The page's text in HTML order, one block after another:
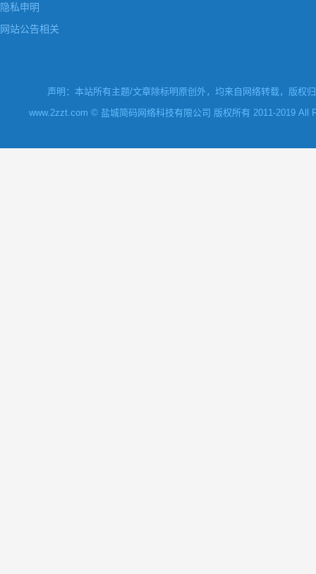
隐私申明
网站公告相关
声明：本站所有主题/文章除标明原创外，均来自网络转载，版权
www.2zzt.com © 盐城简码网络科技有限公司 版权所有 2011-2019